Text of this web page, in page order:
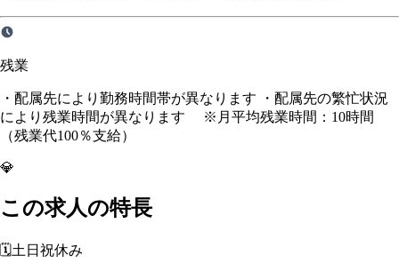
残業
・配属先により勤務時間帯が異なります ・配属先の繁忙状況
により残業時間が異なります ※月平均残業時間：10時間
（残業代100％支給）
💎
この求人の特長
🗓️土日祝休み